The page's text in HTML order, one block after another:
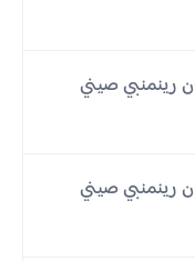
يوان رينمنبي صيني
يوان رينمنبي صيني